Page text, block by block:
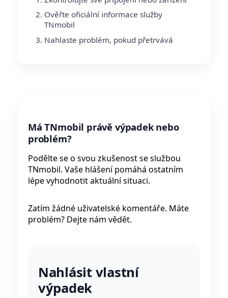
Ověřte oficiální informace služby
TNmobil
Nahlaste problém, pokud přetrvává
Má TNmobil právě výpadek nebo
problém?
Podělte se o svou zkušenost se službou
TNmobil. Vaše hlášení pomáhá ostatním
lépe vyhodnotit aktuální situaci.
Zatím žádné uživatelské komentáře. Máte
problém? Dejte nám vědět.
Nahlásit vlastní
výpadek